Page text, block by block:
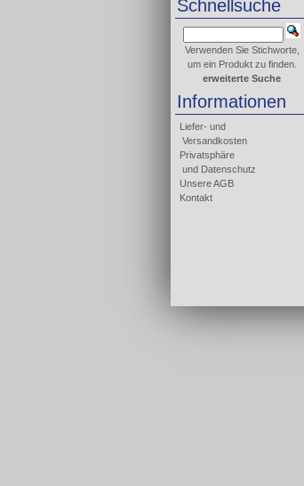
Schnellsuche
Verwenden Sie Stichworte,
um ein Produkt zu finden.
erweiterte Suche
Informationen
Liefer- und
Versandkosten
Privatsphäre
und Datenschutz
Unsere AGB
Kontakt